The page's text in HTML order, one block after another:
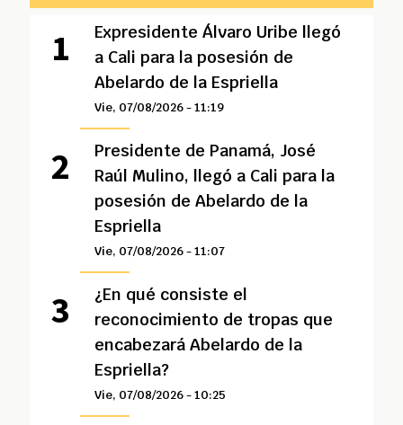
Expresidente Álvaro Uribe llegó
a Cali para la posesión de
Abelardo de la Espriella
Vie, 07/08/2026 - 11:19
Presidente de Panamá, José
Raúl Mulino, llegó a Cali para la
posesión de Abelardo de la
Espriella
Vie, 07/08/2026 - 11:07
¿En qué consiste el
reconocimiento de tropas que
encabezará Abelardo de la
Espriella?
Vie, 07/08/2026 - 10:25